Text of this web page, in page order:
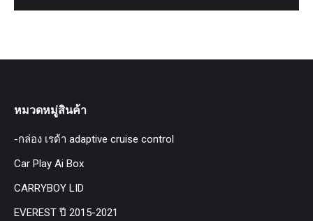
หมวดหมู่สินค้า
-กล่อง เรด้า adaptive cruise control
Car Play Ai Box
CARRYBOY LID
EVEREST ปี 2015-2021